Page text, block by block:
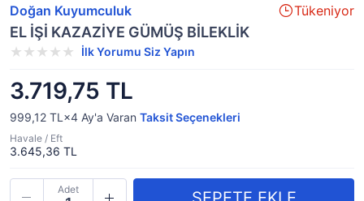
Doğan Kuyumculuk Tükeniyor
EL İŞİ KAZAZİYE GÜMÜŞ BİLEKLİK
İlk Yorumu Siz Yapın
3.719,75 TL
999,12 TL×4 Ay'a Varan Taksit Seçenekleri
Havale / Eft
3.645,36 TL
Adet